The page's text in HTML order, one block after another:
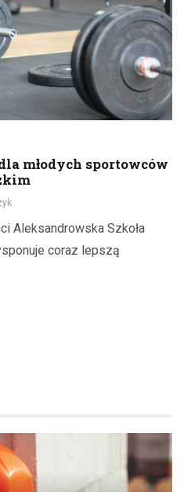
młodych sportowców
Aleksandrowska Szkoła
coraz lepszą